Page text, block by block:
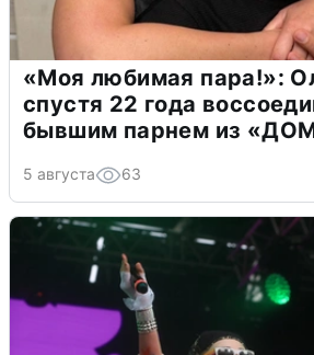
«Моя любимая пара!»:
спустя 22 года
бывшим парнем из
5 августа 63